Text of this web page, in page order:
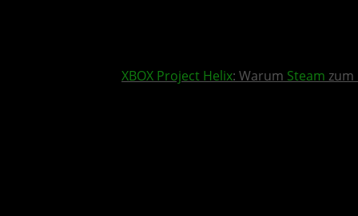
XBOX Project Helix: Warum Steam zum